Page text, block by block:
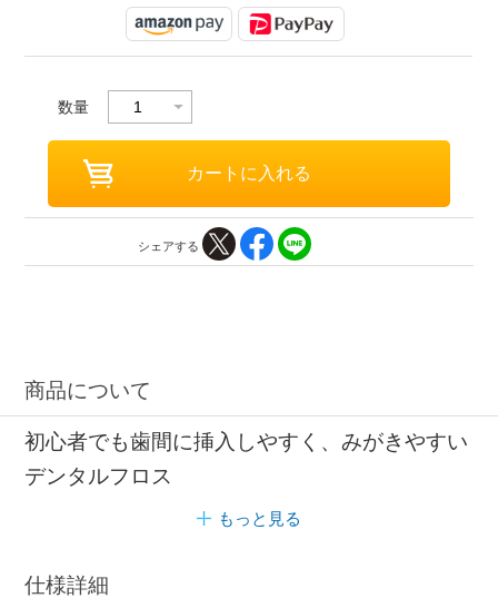
数量
シェアする
商品について
初心者でも歯間に挿入しやすく、みがきやすい
デンタルフロス
もっと見る
仕様詳細